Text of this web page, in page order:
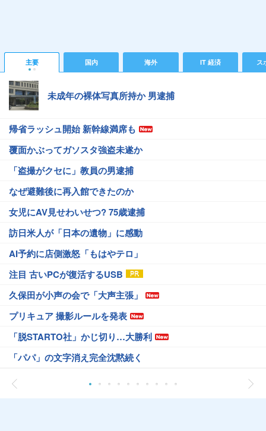
主要 国内 海外 IT 経済 ス
未成年の裸体写真所持か 男逮捕
帰省ラッシュ開始 新幹線満席も
覆面かぶってガソスタ強盗未遂か
「盗撮がクセに」教員の男逮捕
なぜ避難後に再入館できたのか
女児にAV見せわいせつ? 75歳逮捕
訪日米人が「日本の遺物」に感動
AI予約に店側激怒「もはやテロ」
注目 古いPCが復活するUSB
久保田が小声の会で「大声主張」
プリキュア 撮影ルールを発表
「脱STARTO社」かじ切り…大勝利
「パパ」の文字消え完全沈黙続く